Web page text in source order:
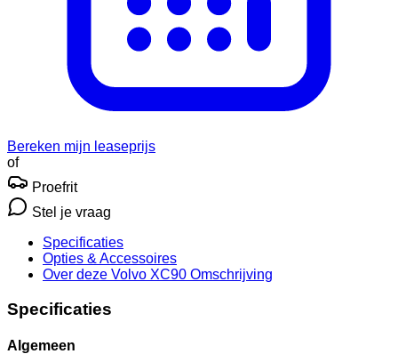
Bereken mijn leaseprijs
of
Proefrit
Stel je vraag
Specificaties
Opties & Accessoires
Over deze Volvo XC90 Omschrijving
Specificaties
Algemeen